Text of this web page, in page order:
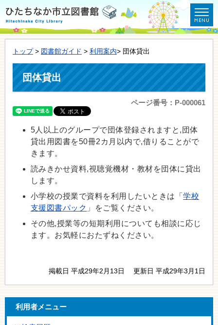
トップ> 図書館ガイド > 利用案内> 団体貸出
団体貸出
ページ番号：P-000061
5人以上のグループで団体登録されますと,団体
貸出用図書を50冊2カ月以内で,借りることがで
きます。
読みきかせ資料,視聴覚機材・教材を団体に貸出
します。
小学校の授業で資料を利用したいときは「学校
支援図書パック 」をご覧ください。
その他,授業等の短期利用についても相談に応じ
ます。お気軽におたずねください。
掲載日 平成29年2月13日 更新日 平成29年3月1日
利用者メニュー